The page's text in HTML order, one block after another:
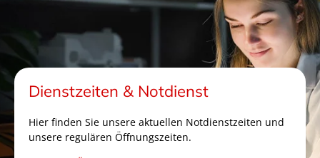
Dienstzeiten & Notdienst
Hier finden Sie unsere aktuellen Notdienstzeiten und
unsere regulären Öffnungszeiten.